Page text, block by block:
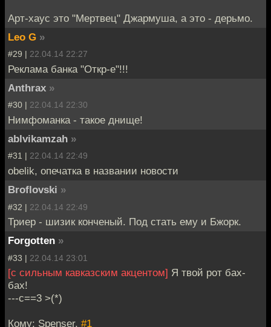
Арт-хаус это "Мертвец" Джармуша, а это - дерьмо.
Leo G »
#29 | 22.04.14 22:27
Реклама банка "Откр-е"!!!
Anthrax »
#30 | 22.04.14 22:30
Нимфоманка - такое днище!
ablvikamzah »
#31 | 22.04.14 22:49
obelik, опечатка в названии новости
Broflovski »
#32 | 22.04.14 22:49
Триер - шизик конченый. Под стать ему и Бжорк.
Forgotten »
#33 | 22.04.14 23:01
[с сильным кавказским акцентом] Я твой рот бах-
бах!
---c==3 >(*)
Кому: Spenser, #1